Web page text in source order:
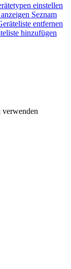
einstellen
Seznam
entfernen
hinzufügen
verwenden